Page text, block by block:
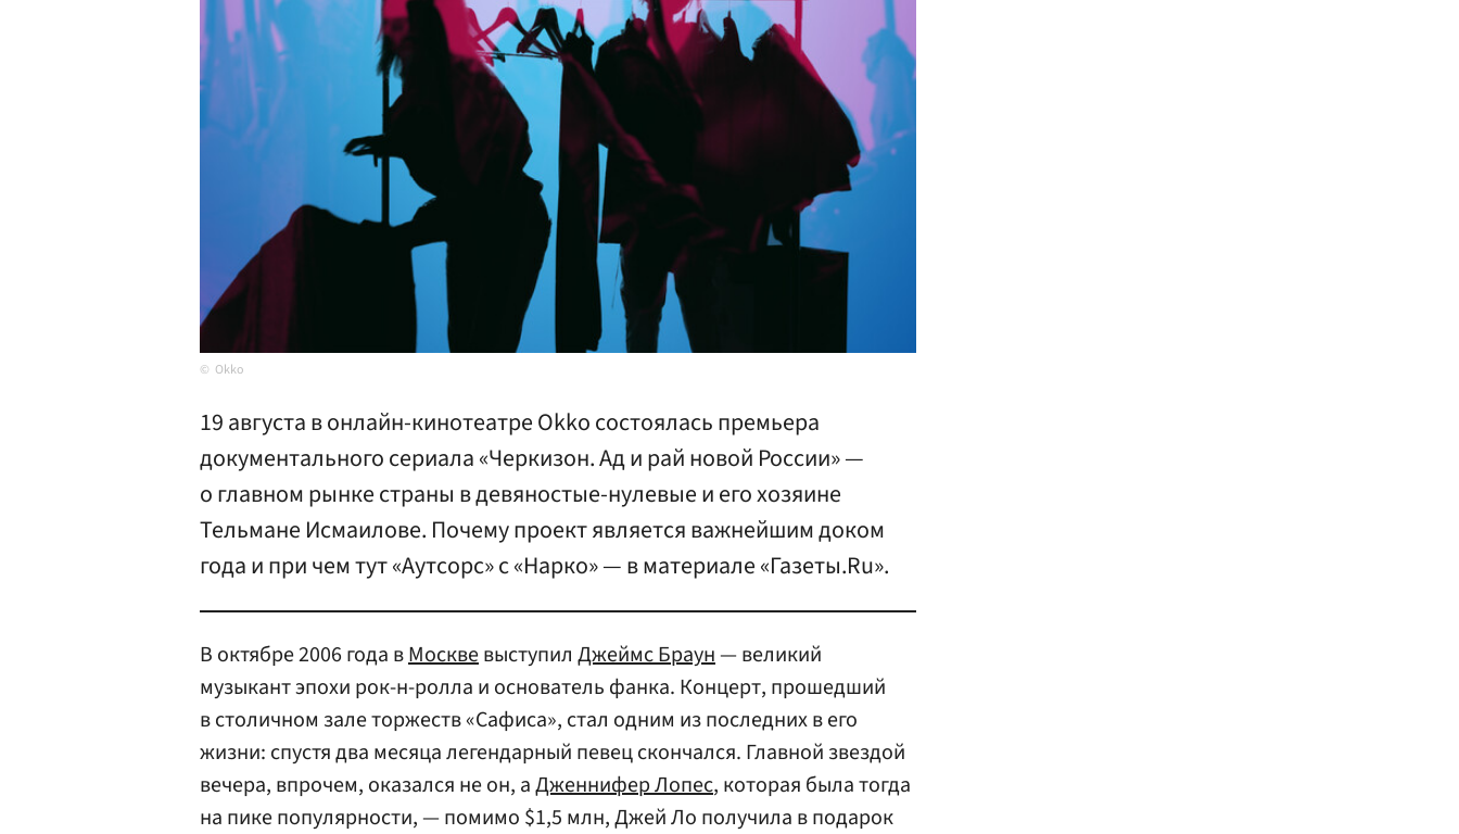
Okko
19 августа в онлайн-кинотеатре Okko состоялась премьера
документального сериала «Черкизон. Ад и рай новой России» —
о главном рынке страны в девяностые-нулевые и его хозяине
Тельмане Исмаилове. Почему проект является важнейшим доком
года и при чем тут «Аутсорс» с «Нарко» — в материале «Газеты.Ru».
В октябре 2006 года вМосквевыступил Джеймс Браун— великий
музыкант эпохи рок-н-ролла и основатель фанка. Концерт, прошедший
в столичном зале торжеств «Сафиса», стал одним из последних в его
жизни: спустя два месяца легендарный певец скончался. Главной звездой
вечера, впрочем, оказался не он, аДженнифер Лопес, которая была тогда
на пике популярности, — помимо $1,5 млн, Джей Ло получила в подарок